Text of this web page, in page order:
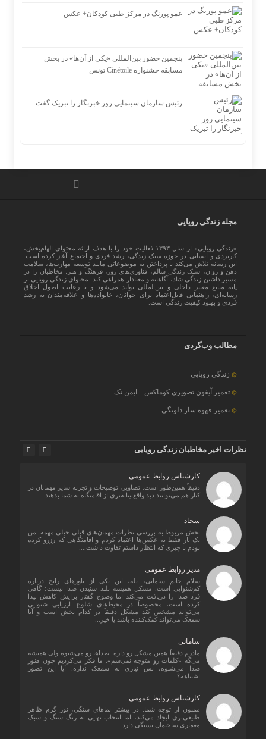
عمو پورنگ در مرکز طبی کودکان+ عکس
پنجمین حضور بین‌المللی «یکی از آن‌ها» در بخش
مسابقه جشنواره Cinétoile تونس
رئیس سازمان سینمایی روز خبرنگار را تبریک گفت
مجله زندگی رویایی
«زندگی رویایی» از سال ۱۳۹۳ فعالیت خود را با هدف ارائه محتوای الهام‌بخش،
کاربردی و انسانی در حوزه سبک زندگی، رشد فردی و اجتماع آغاز کرده است.
این رسانه تلاش می‌کند با پرداختن به موضوعاتی مانند توسعه مهارت‌ها، سلامت
ذهن و روان، سبک زندگی سالم، فناوری‌های روز، فرهنگ و هنر، مخاطبان را در
مسیر داشتن زندگی شاد، آگاهانه و معنادار همراهی کند. محتوای زندگی رویایی بر
پایه منابع معتبر داخلی و بین‌المللی تولید می‌شود و با رعایت اصول اخلاق
رسانه‌ای، راهنمایی قابل‌اعتماد برای جوانان، خانواده‌ها و علاقه‌مندان به رشد
فردی و بهبود کیفیت زندگی است.
مطالب وب‌گردی
زندگی رویایی
تعمیر آیفون تصویری کوماکس – ایمن تک
تعمیر قهوه ساز دلونگی
نظرات اخیر مخاطبان زندگی رویایی
کارشناس روابط عمومی
دقیقاً همین‌طور است. تصاویر، توضیحات و تجربه سایر مهمانان در
کنار هم می‌توانند دید واقع‌بینانه‌تری از اقامتگاه به شما بدهند....
سجاد
بخش مربوط به بررسی نظرات مهمان‌های قبلی خیلی مهمه. من
یک بار فقط به عکس‌ها اعتماد کردم و اقامتگاهی که رزرو کرده
بودم با چیزی که انتظار داشتم تفاوت داشت....
مدیر روابط عمومی
سلام خانم سامانی، بله، این یکی از باورهای رایج درباره
کم‌شنوایی است. مشکل همیشه بلند شنیدن صدا نیست؛ گاهی
فرد صدا را دریافت می‌کند اما وضوح گفتار برایش کاهش پیدا
کرده است، مخصوصاً در محیط‌های شلوغ. ارزیابی شنوایی
می‌تواند مشخص کند مشکل دقیقاً در کدام بخش است و آیا
سمعک می‌تواند کمک‌کننده باشد یا خیر...
سامانی
مادرم دقیقاً همین مشکل رو داره. صداها رو می‌شنوه ولی همیشه
می‌گه «کلمات رو متوجه نمی‌شم». ما فکر می‌کردیم چون هنوز
صدا می‌شنوه، پس نیازی به سمعک نداره. آیا این تصور
اشتباهه؟...
کارشناس روابط عمومی
ممنون از توجه شما. در بیشتر نماهای سنگی، نور گرم ظاهر
طبیعی‌تری ایجاد می‌کند، اما انتخاب نهایی به رنگ سنگ و سبک
معماری ساختمان بستگی دارد....